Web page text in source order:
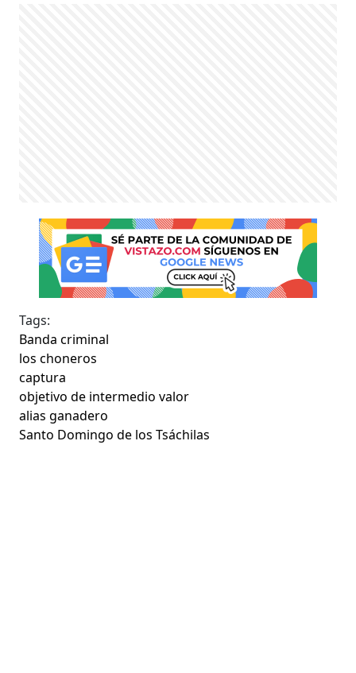
Tags:
Banda criminal
los choneros
captura
objetivo de intermedio valor
alias ganadero
Santo Domingo de los Tsáchilas